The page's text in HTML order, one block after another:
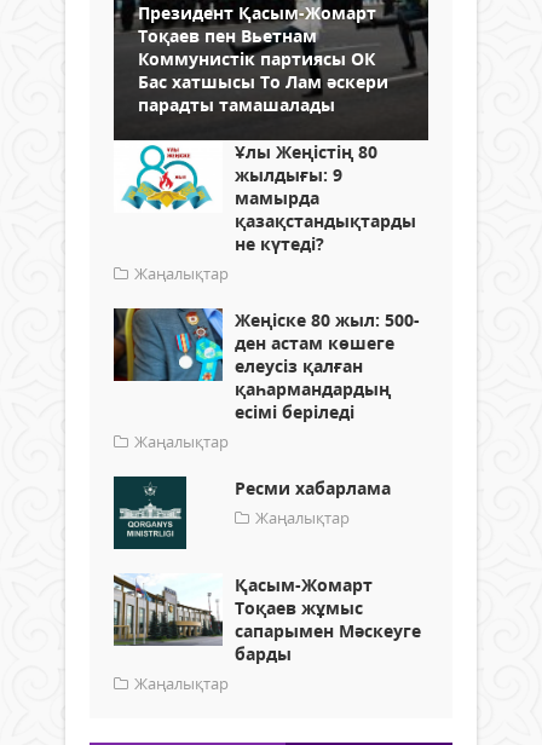
Президент Қасым-Жомарт
Тоқаев пен Вьетнам
Коммунистік партиясы ОК
Бас хатшысы То Лам әскери
парадты тамашалады
Ұлы Жеңістің 80
жылдығы: 9
мамырда
қазақстандықтарды
не күтеді?
Жаңалықтар
Жеңіске 80 жыл: 500-
ден астам көшеге
елеусіз қалған
қаһармандардың
есімі беріледі
Жаңалықтар
Ресми хабарлама
Жаңалықтар
Қасым-Жомарт
Тоқаев жұмыс
сапарымен Мәскеуге
барды
Жаңалықтар